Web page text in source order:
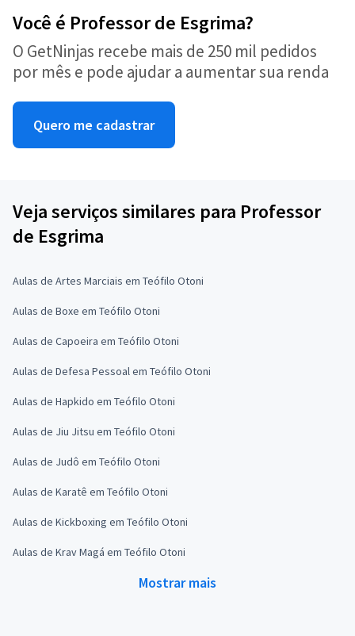
Você é Professor de Esgrima?
O GetNinjas recebe mais de 250 mil pedidos
por mês e pode ajudar a aumentar sua renda
Quero me cadastrar
Veja serviços similares para Professor
de Esgrima
Aulas de Artes Marciais em Teófilo Otoni
Aulas de Boxe em Teófilo Otoni
Aulas de Capoeira em Teófilo Otoni
Aulas de Defesa Pessoal em Teófilo Otoni
Aulas de Hapkido em Teófilo Otoni
Aulas de Jiu Jitsu em Teófilo Otoni
Aulas de Judô em Teófilo Otoni
Aulas de Karatê em Teófilo Otoni
Aulas de Kickboxing em Teófilo Otoni
Aulas de Krav Magá em Teófilo Otoni
Mostrar mais